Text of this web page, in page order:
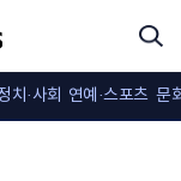
치·사회 연예·스포츠 문